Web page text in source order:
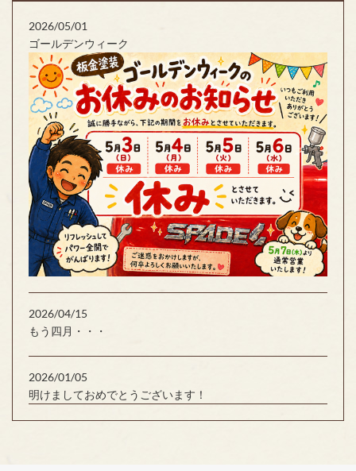
2026/05/01
ゴールデンウィーク
2026/04/15
もう四月・・・
2026/01/05
明けましておめでとうございます！